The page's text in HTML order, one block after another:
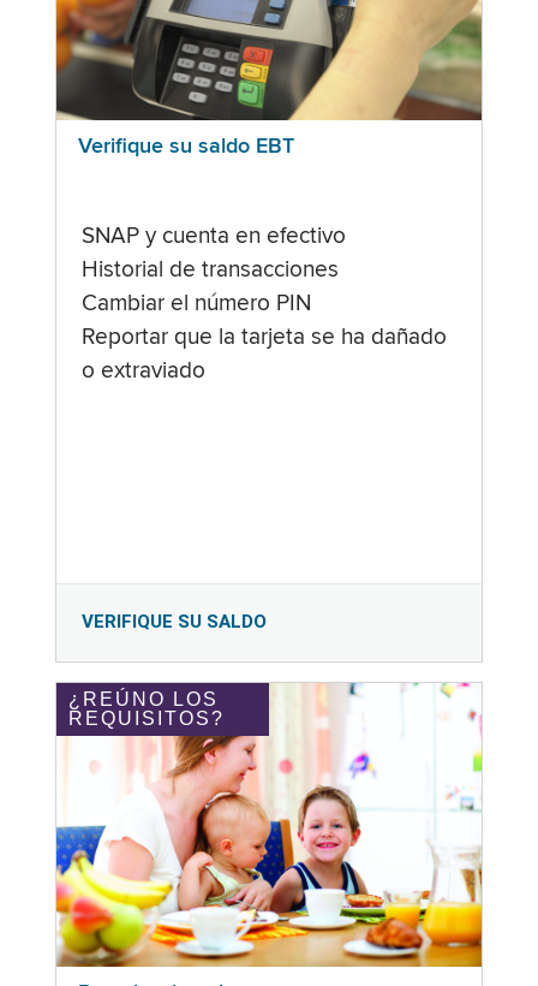
Verifique su saldo EBT
SNAP y cuenta en efectivo
Historial de transacciones
Cambiar el número PIN
Reportar que la tarjeta se ha dañado
o extraviado
VERIFIQUE SU SALDO
¿REÚNO LOS
REQUISITOS?